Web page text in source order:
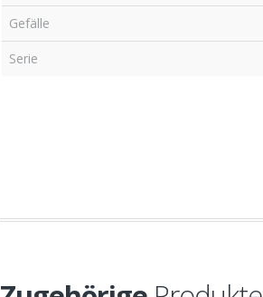
Gefälle
Serie